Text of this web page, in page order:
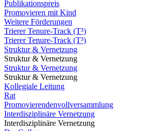
Publikationspreis
Promovieren mit Kind
Weitere Förderungen
Trierer Tenure-Track (T³)
Trierer Tenure-Track (T³)
Struktur & Vernetzung
Struktur & Vernetzung
Struktur & Vernetzung
Struktur & Vernetzung
Kollegiale Leitung
Rat
Promovierendenvollversammlung
Interdisziplinäre Vernetzung
Interdisziplinäre Vernetzung